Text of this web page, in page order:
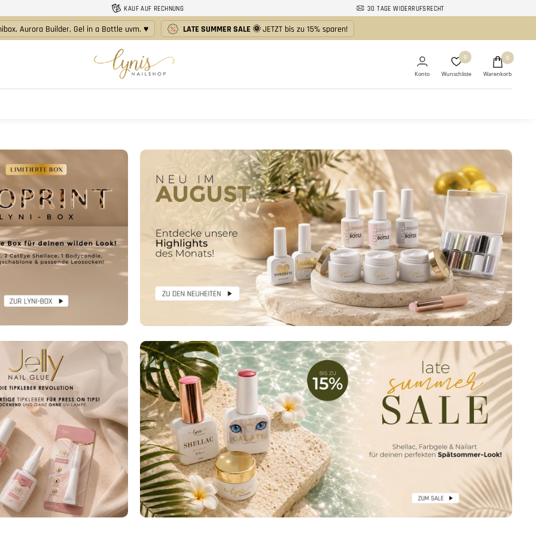
KAUF AUF RECHNUNG 30 TAGE WIDERRUFSRECHT
Aurora Builder, Gel in a Bottle uvm. ♥️ LATE SUMMER SALE 🌞JETZT bis zu 15% sparen!
Lynis-
Nailshop
0 0